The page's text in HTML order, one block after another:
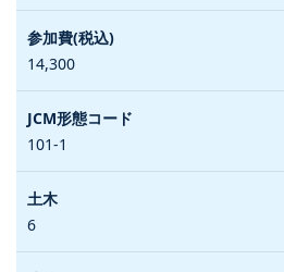
14,300
101-1
6